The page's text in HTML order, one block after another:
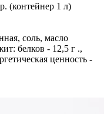
(контейнер 1 л)
соль, масло
белков - 12,5 г .,
ценность -